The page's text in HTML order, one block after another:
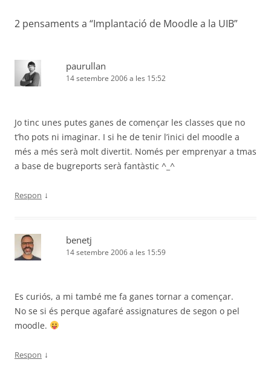
2 pensaments a “Implantació de Moodle a la UIB”
paurullan
14 setembre 2006 a les 15:52
Jo tinc unes putes ganes de començar les classes que no
t’ho pots ni imaginar. I si he de tenir l’inici del moodle a
més a més serà molt divertit. Només per emprenyar a tmas
a base de bugreports serà fantàstic ^_^
Respon ↓
benetj
14 setembre 2006 a les 15:59
Es curiós, a mi també me fa ganes tornar a començar.
No se si és perque agafaré assignatures de segon o pel
moodle.
Respon ↓